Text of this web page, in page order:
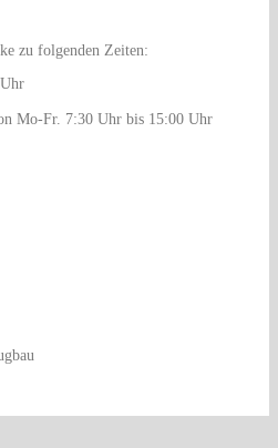
zu folgenden Zeiten:
Mo-Fr. 7:30 Uhr bis 15:00 Uhr